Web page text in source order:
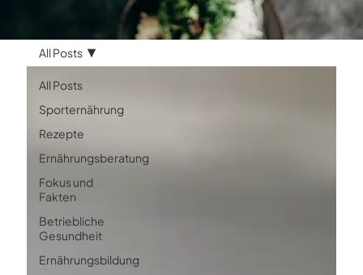
All Posts
Sporternährung
Rezepte
Ernährungsberatung
Fokus und
Fakten
Betriebliche
Gesundheit
Ernährungsbildung
All Posts